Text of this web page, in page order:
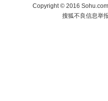
Copyright©2016
搜狐不良信息举